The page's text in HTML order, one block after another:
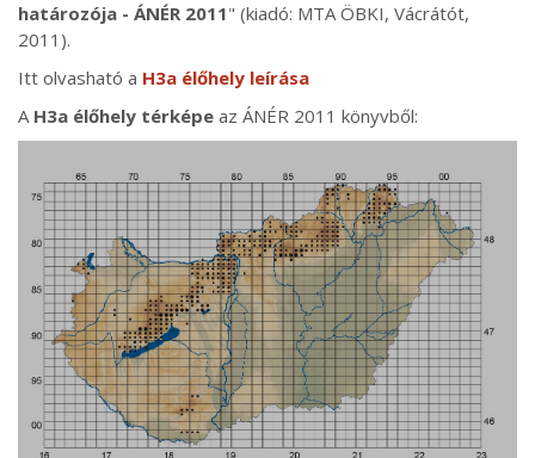
határozója - ÁNÉR 2011" (kiadó: MTA ÖBKI, Vácrátót,
2011).
Itt olvasható a H3a élőhely leírása
A H3a élőhely térképe az ÁNÉR 2011 könyvből: